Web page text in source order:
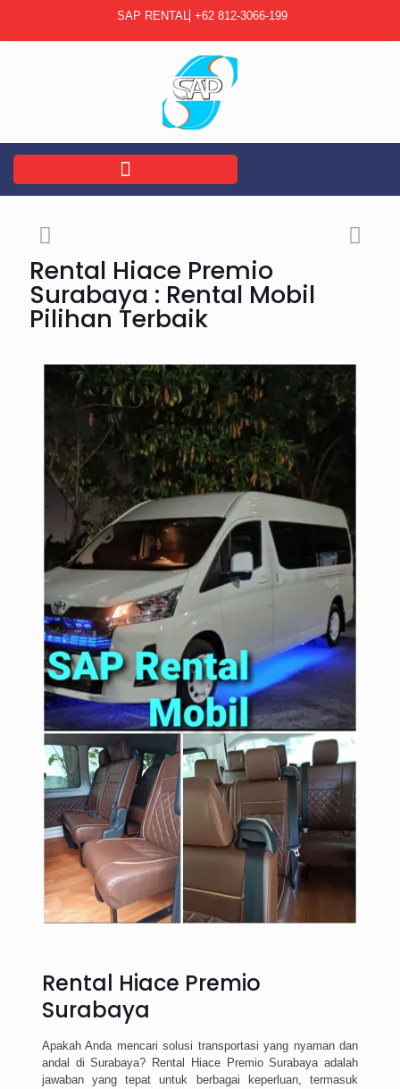
SAP RENTAL +62 812-3066-199
Rental Hiace Premio
Surabaya : Rental Mobil
Pilihan Terbaik
Rental Hiace Premio
Surabaya
Apakah Anda mencari solusi transportasi yang nyaman dan
andal di Surabaya? Rental Hiace Premio Surabaya adalah
jawaban yang tepat untuk berbagai keperluan, termasuk